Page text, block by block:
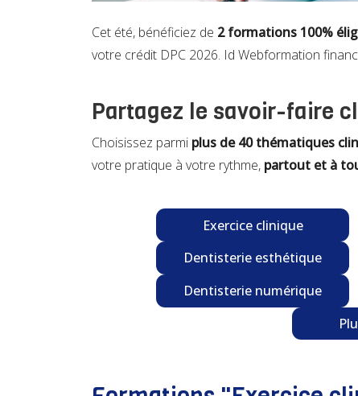
Cet été, bénéficiez de 2 formations 100%
votre crédit DPC 2026. Id Webformation
Partagez le savoir-faire
Choisissez parmi plus de 40 thématiques
votre pratique à votre rythme, partout et à
Exercice clinique
Dentisterie esthétique
Dentisterie numérique